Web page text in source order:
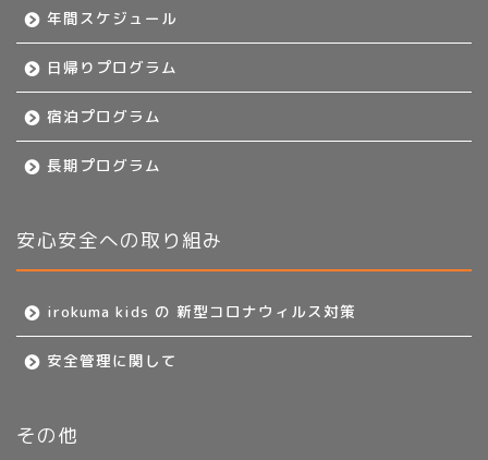
年間スケジュール
日帰りプログラム
宿泊プログラム
長期プログラム
安心安全への取り組み
irokuma kids の 新型コロナウィルス対策
安全管理に関して
その他